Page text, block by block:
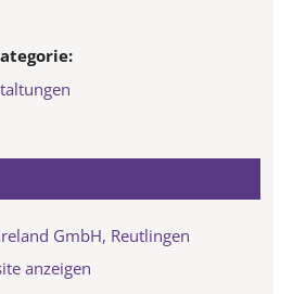
GmbH, Reutlingen
anzeigen